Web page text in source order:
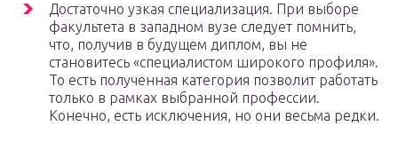
Достаточно узкая специализация. При выборе
факультета в западном вузе следует помнить,
что, получив в будущем диплом, вы не
становитесь «специалистом широкого профиля».
То есть полученная категория позволит работать
только в рамках выбранной профессии.
Конечно, есть исключения, но они весьма редки.